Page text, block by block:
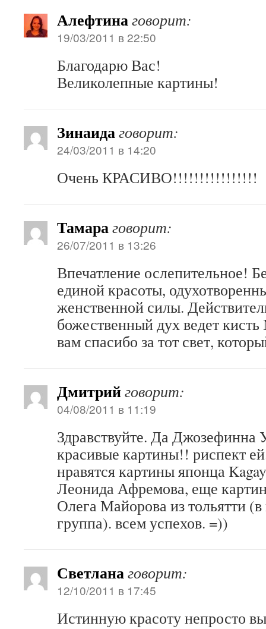
Алефтинаговорит:
19/03/2011 в 22:50
Благодарю Вас!
Великолепные картины!
Зинаидаговорит:
24/03/2011 в 14:20
Очень КРАСИВО!!!!!!!!!!!!!!!!
Тамараговорит:
26/07/2011 в 13:26
Впечатление ослепительное!
единой красоты,
женственной силы.
божественный дух ведет
вам спасибо за тот свет,
Дмитрийговорит:
04/08/2011 в 11:19
Здравствуйте. Да Джозефинна
красивые картины!! риспект
нравятся картины японца
Леонида Афремова, еще
Олега Майорова из тольятти (в
группа). всем успехов. =))
Светланаговорит:
12/10/2011 в 17:45
Истинную красоту непросто